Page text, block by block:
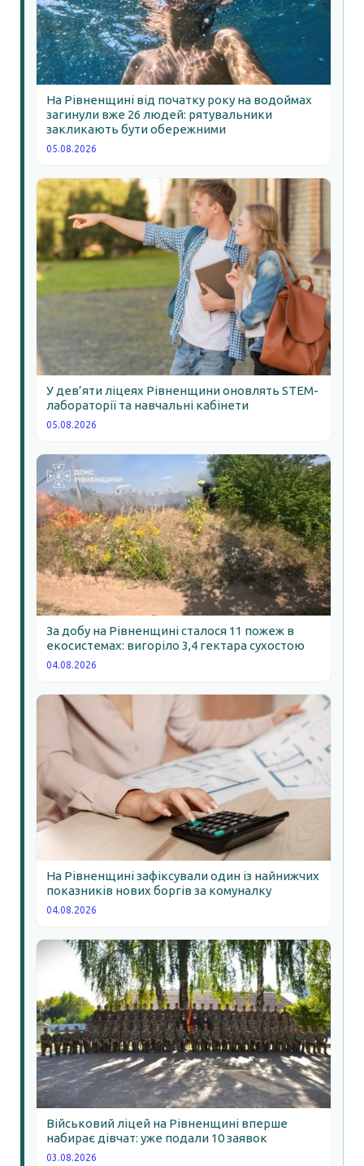
На Рівненщині від початку року на водоймах
загинули вже 26 людей: рятувальники
закликають бути обережними
05.08.2026
У дев’яти ліцеях Рівненщини оновлять STEM-
лабораторії та навчальні кабінети
05.08.2026
За добу на Рівненщині сталося 11 пожеж в
екосистемах: вигоріло 3,4 гектара сухостою
04.08.2026
На Рівненщині зафіксували один із найнижчих
показників нових боргів за комуналку
04.08.2026
Військовий ліцей на Рівненщині вперше
набирає дівчат: уже подали 10 заявок
03.08.2026